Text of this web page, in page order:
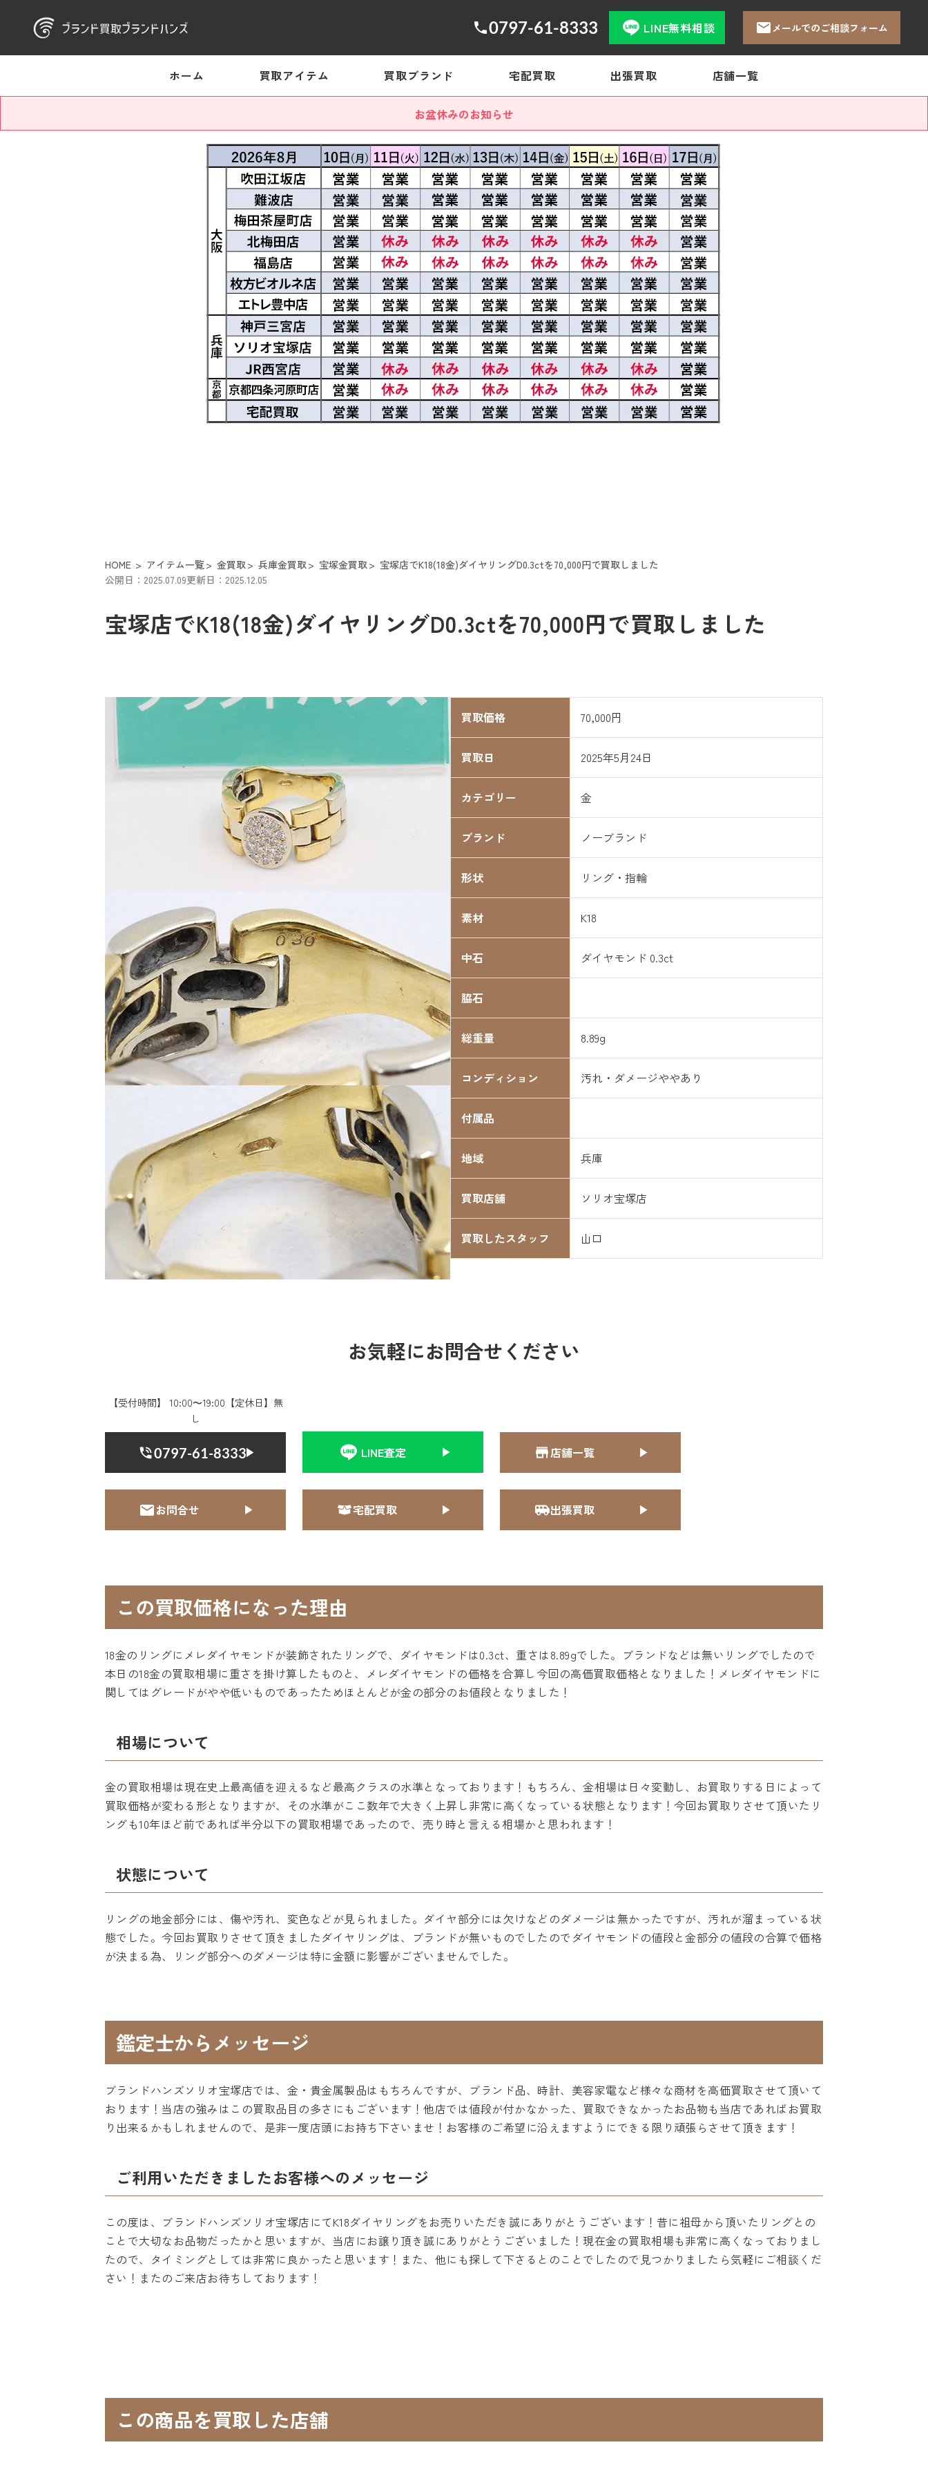
0797-61-8333 LINE無料相談 メールでのご相談フォーム
ホーム 買取アイテム 買取ブランド 宅配買取 出張買取 店舗一覧
お盆休みのお知らせ
HOME アイテム一覧 金買取 兵庫金買取 宝塚金買取
宝塚店でK18(18金)ダイヤリングD0.3ctを70,000円で買取しました
公開日：2025.07.09更新日：2025.12.05
宝塚店でK18(18金)ダイヤリングD0.3ctを70,000円で買取しました
買取価格 70,000円
買取日 2025年5月24日
カテゴリー 金
ブランド ノーブランド
形状 リング・指輪
素材 K18
中石 ダイヤモンド 0.3ct
脇石
総重量 8.89g
コンディション 汚れ・ダメージややあり
付属品
地域 兵庫
買取店舗 ソリオ宝塚店
買取したスタッフ 山口
お気軽にお問合せください
【受付時間】 10:00〜19:00【定休日】無
し
0797-61-8333 LINE査定 店舗一覧
お問合せ 宅配買取 出張買取
この買取価格になった理由
18金のリングにメレダイヤモンドが装飾されたリングで、ダイヤモンドは0.3ct、重さは8.89gでした。ブランドなどは無いリングでしたので
本日の18金の買取相場に重さを掛け算したものと、メレダイヤモンドの価格を合算し今回の高価買取価格となりました！メレダイヤモンドに
関してはグレードがやや低いものであったためほとんどが金の部分のお値段となりました！
相場について
金の買取相場は現在史上最高値を迎えるなど最高クラスの水準となっております！もちろん、金相場は日々変動し、お買取りする日によって
買取価格が変わる形となりますが、その水準がここ数年で大きく上昇し非常に高くなっている状態となります！今回お買取りさせて頂いたリ
ングも10年ほど前であれば半分以下の買取相場であったので、売り時と言える相場かと思われます！
状態について
リングの地金部分には、傷や汚れ、変色などが見られました。ダイヤ部分には欠けなどのダメージは無かったですが、汚れが溜まっている状
態でした。今回お買取りさせて頂きましたダイヤリングは、ブランドが無いものでしたのでダイヤモンドの値段と金部分の値段の合算で価格
が決まる為、リング部分へのダメージは特に金額に影響がございませんでした。
鑑定士からメッセージ
ブランドハンズソリオ宝塚店では、金・貴金属製品はもちろんですが、ブランド品、時計、美容家電など様々な商材を高価買取させて頂いて
おります！当店の強みはこの買取品目の多さにもございます！他店では値段が付かなかった、買取できなかったお品物も当店であればお買取
り出来るかもしれませんので、是非一度店頭にお持ち下さいませ！お客様のご希望に沿えますようにできる限り頑張らさせて頂きます！
ご利用いただきましたお客様へのメッセージ
この度は、ブランドハンズソリオ宝塚店にてK18ダイヤリングをお売りいただき誠にありがとうございます！昔に祖母から頂いたリングとの
ことで大切なお品物だったかと思いますが、当店にお譲り頂き誠にありがとうございました！現在金の買取相場も非常に高くなっておりまし
たので、タイミングとしては非常に良かったと思います！また、他にも探して下さるとのことでしたので見つかりましたら気軽にご相談くだ
さい！またのご来店お待ちしております！
この商品を買取した店舗